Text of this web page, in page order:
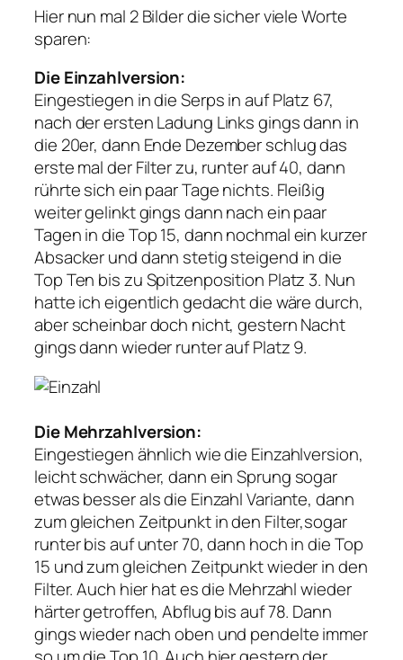
Hier nun mal 2 Bilder die sicher viele Worte
sparen:
Die Einzahlversion:
Eingestiegen in die Serps in auf Platz 67,
nach der ersten Ladung Links gings dann in
die 20er, dann Ende Dezember schlug das
erste mal der Filter zu, runter auf 40, dann
rührte sich ein paar Tage nichts. Fleißig
weiter gelinkt gings dann nach ein paar
Tagen in die Top 15, dann nochmal ein kurzer
Absacker und dann stetig steigend in die
Top Ten bis zu Spitzenposition Platz 3. Nun
hatte ich eigentlich gedacht die wäre durch,
aber scheinbar doch nicht, gestern Nacht
gings dann wieder runter auf Platz 9.
Die Mehrzahlversion:
Eingestiegen ähnlich wie die Einzahlversion,
leicht schwächer, dann ein Sprung sogar
etwas besser als die Einzahl Variante, dann
zum gleichen Zeitpunkt in den Filter,sogar
runter bis auf unter 70, dann hoch in die Top
15 und zum gleichen Zeitpunkt wieder in den
Filter. Auch hier hat es die Mehrzahl wieder
härter getroffen, Abflug bis auf 78. Dann
gings wieder nach oben und pendelte immer